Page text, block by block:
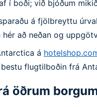
í boði; við bjóðum
á fjölbreyttu
hér að neðan og
á
flugtilboðin frá
öðrum